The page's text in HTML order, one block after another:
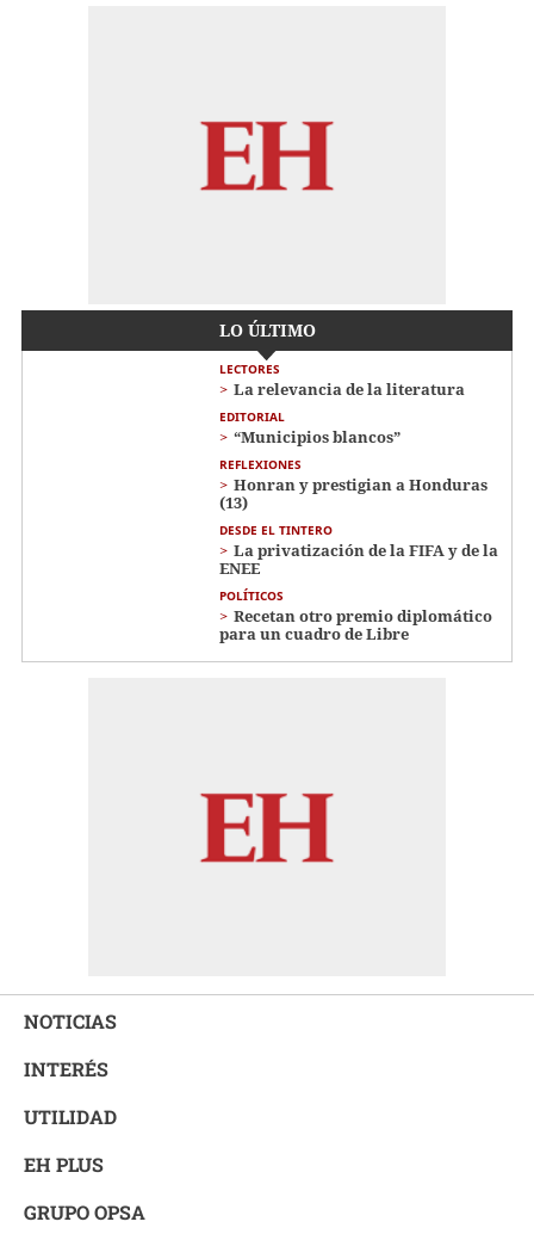
LO ÚLTIMO
LECTORES
La relevancia de la literatura
EDITORIAL
“Municipios blancos”
REFLEXIONES
Honran y prestigian a Honduras
(13)
DESDE EL TINTERO
La privatización de la FIFA y de la
ENEE
POLÍTICOS
Recetan otro premio diplomático
para un cuadro de Libre
NOTICIAS
INTERÉS
UTILIDAD
EH PLUS
GRUPO OPSA